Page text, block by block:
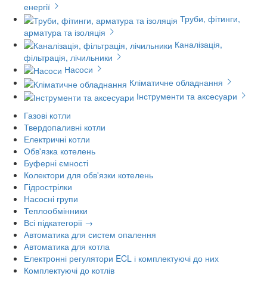
енергії
Труби, фітинги,
арматура та ізоляція
Каналізація,
фільтрація, лічильники
Насоси
Кліматичне обладнання
Інструменти та аксесуари
Газові котли
Твердопаливні котли
Електричні котли
Обв'язка котелень
Буферні ємності
Колектори для обв'язки котелень
Гідрострілки
Насосні групи
Теплообмінники
Всі підкатегорії →
Автоматика для систем опалення
Автоматика для котла
Електронні регулятори ECL і комплектуючі до них
Комплектуючі до котлів